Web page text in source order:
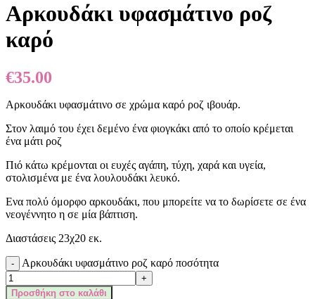
Αρκουδάκι υφασμάτινο ροζ
καρό
€35.00
Αρκουδάκι υφασμάτινο σε χρώμα καρό ροζ ιβουάρ.
Στον λαιμό του έχει δεμένο ένα φιογκάκι από το οποίο κρέμεται
ένα μάτι ροζ
Πιό κάτω κρέμονται οι ευχές αγάπη, τύχη, χαρά και υγεία,
στολισμένα με ένα λουλουδάκι λευκό.
Ενα πολύ όμορφο αρκουδάκι, που μπορείτε να το δωρίσετε σε ένα
νεογέννητο η σε μία βάπτιση.
Διαστάσεις 23χ20 εκ.
Αρκουδάκι υφασμάτινο ροζ καρό ποσότητα
Προσθήκη στο καλάθι